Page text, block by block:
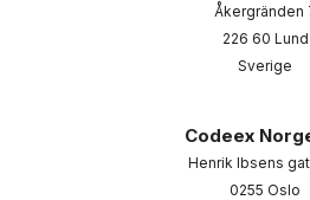
Åkergränden
226 60 Lund
Sverige
Codeex
Henrik Ibsens
0255 Oslo